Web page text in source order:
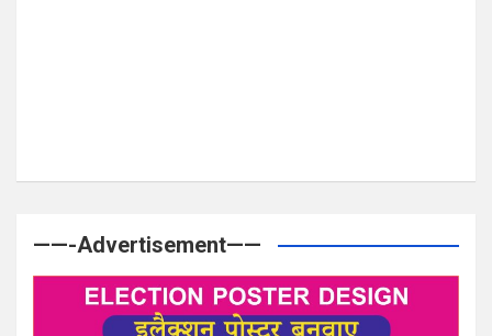
——-Advertisement——